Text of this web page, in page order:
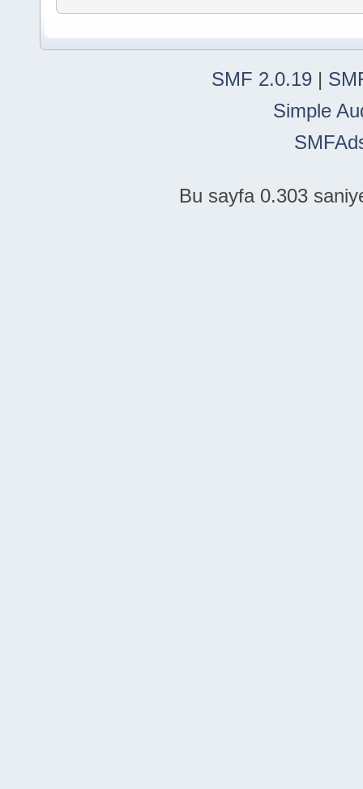
SMF 2.0.19 |
Simple
Bu sayfa 0.303